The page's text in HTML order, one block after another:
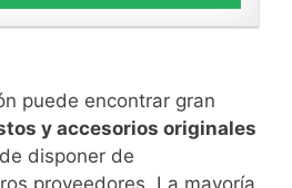
puede encontrar gran
y accesorios originales
disponer de